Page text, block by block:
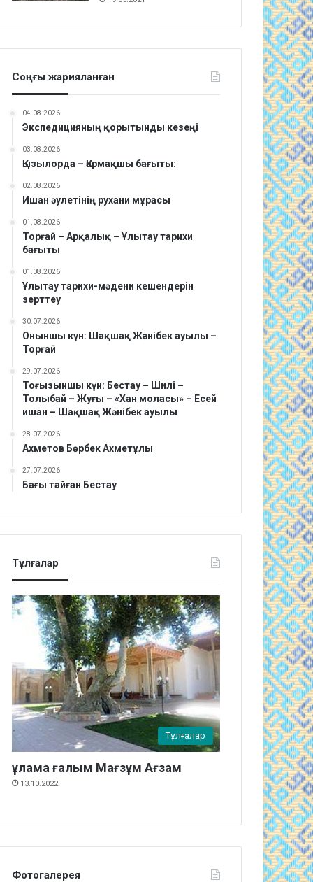
Соңғы жарияланған
04.08.2026
Экспедицияның қорытынды кезеңі
03.08.2026
Қызылорда – Қармақшы бағыты:
02.08.2026
Ишан әулетінің рухани мұрасы
01.08.2026
Торғай – Арқалық – Ұлытау тарихи
бағыты
01.08.2026
Ұлытау тарихи-мәдени кешендерін
зерттеу
30.07.2026
Оныншы күн: Шақшақ Жәнібек ауылы –
Торғай
29.07.2026
Тоғызыншы күн: Бестау – Шилі –
Толыбай – Жуғы – «Хан моласы» – Есей
ишан – Шақшақ Жәнібек ауылы
28.07.2026
Ахметов Бөрбек Ахметұлы
27.07.2026
Бағы тайған Бестау
Тұлғалар
Тұлғалар
ұлама ғалым Мағзұм Ағзам
13.10.2022
Фотогалерея